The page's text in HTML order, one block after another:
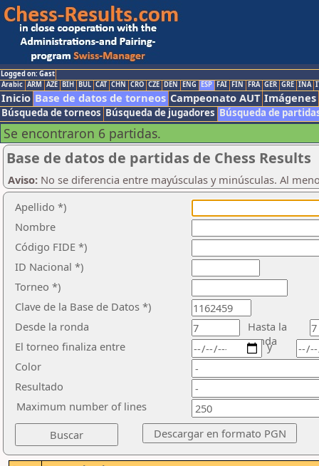
Logged on: Gast
Arabic ARM AZE BIH BUL CAT CHN CRO CZE DEN ENG ESP FAI FIN FRA GER GRE INA
Inicio Base de datos de torneos Campeonato AUT Imágenes
Búsqueda de torneos Búsqueda de jugadores Búsqueda de
Se encontraron 6 partidas.
Base de datos de partidas de Chess Results
Aviso: No se diferencia entre mayúsculas y minúsculas. Al
Apellido *)
Nombre
Código FIDE *)
ID Nacional *)
Torneo *)
Clave de la Base de Datos *)
Desde la ronda
Hasta la
ronda
El torneo finaliza entre
Color
Resultado
y
Maximum number of lines